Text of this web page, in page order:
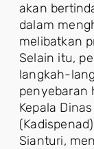
akan
dalam
melibatkan
Selain itu,
langkah-
penyebaran
Kepala
Sianturi,